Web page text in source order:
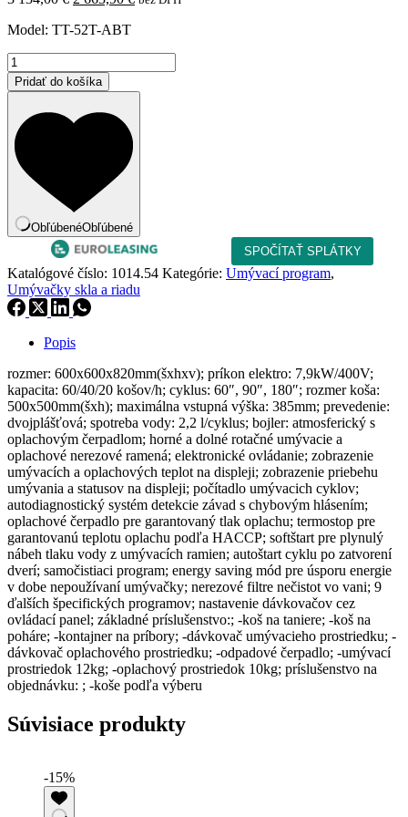
bola:
Model: TT-52T-ABT
množstvo
Umývačka
skla
riadu
podpul.
Pridať do košíka
ObľúbenéObľúbené
Katalógové číslo: 1014.54 Kategórie: Umývací program,
Umývačky skla a riadu
Popis
rozmer: 600x600x820mm(šxhxv); príkon elektro: 7,9kW/400V;
kapacita: 60/40/20 košov/h; cyklus: 60″, 90″, 180″; rozmer koša:
500x500mm(šxh); maximálna vstupná výška: 385mm; prevedenie:
dvojplášťová; spotreba vody: 2,2 l/cyklus; bojler: atmosferický s
oplachovým čerpadlom; horné a dolné rotačné umývacie a
oplachové nerezové ramená; elektronické ovládanie; zobrazenie
umývacích a oplachových teplot na displeji; zobrazenie priebehu
umývania a statusov na displeji; počítadlo umývacich cyklov;
autodiagnostický systém detekcie závad s chybovým hlásením;
oplachové čerpadlo pre garantovaný tlak oplachu; termostop pre
garantovanú teplotu oplachu podľa HACCP; softštart pre plynulý
nábeh tlaku vody z umývacích ramien; autoštart cyklu po zatvorení
dverí; samočistiaci program; energy saving mód pre úsporu energie
v dobe nepoužívaní umývačky; nerezové filtre nečistot vo vani; 9
ďalších špecifických programov; nastavenie dávkovačov cez
ovládací panel; základné príslušenstvo:; -koš na taniere; -koš na
poháre; -kontajner na príbory; -dávkovač umývacieho prostriedku; -
dávkovač oplachového prostriedku; -odpadové čerpadlo; -umývací
prostriedok 12kg; -oplachový prostriedok 10kg; príslušenstvo na
objednávku: ; -koše podľa výberu
Súvisiace produkty
-15%